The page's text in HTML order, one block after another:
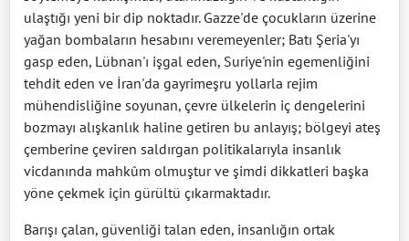
ulaştığı yeni bir dip noktadır. Gazze'de çocukların üzerine
yağan bombaların hesabını veremeyenler; Batı Şeria'yı
gasp eden, Lübnan'ı işgal eden, Suriye'nin egemenliğini
tehdit eden ve İran'da gayrimeşru yollarla rejim
mühendisliğine soyunan, çevre ülkelerin iç dengelerini
bozmayı alışkanlık haline getiren bu anlayış; bölgeyi ateş
çemberine çeviren saldırgan politikalarıyla insanlık
vicdanında mahkûm olmuştur ve şimdi dikkatleri başka
yöne çekmek için gürültü çıkarmaktadır.
Barışı çalan, güvenliği talan eden, insanlığın ortak